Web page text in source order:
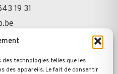
technologies telles que les
des appareils. Le fait de consentir
19 31
à la